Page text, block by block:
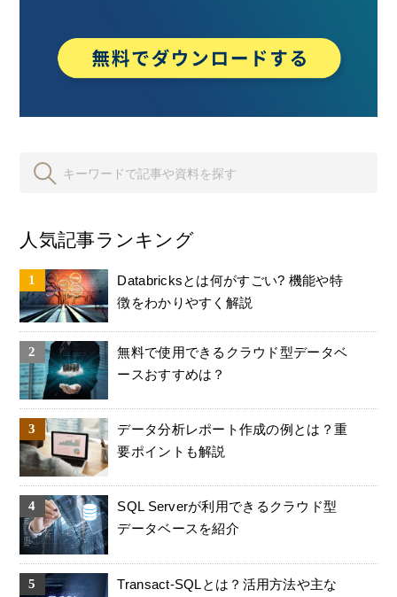
人気記事ランキング
Databricksとは何がすごい? 機能や特
徴をわかりやすく解説
無料で使用できるクラウド型データベ
ースおすすめは？
データ分析レポート作成の例とは？重
要ポイントも解説
SQL Serverが利用できるクラウド型
データベースを紹介
Transact-SQLとは？活用方法や主な